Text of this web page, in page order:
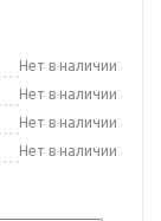
Нет в наличии
Нет в наличии
Нет в наличии
Нет в наличии